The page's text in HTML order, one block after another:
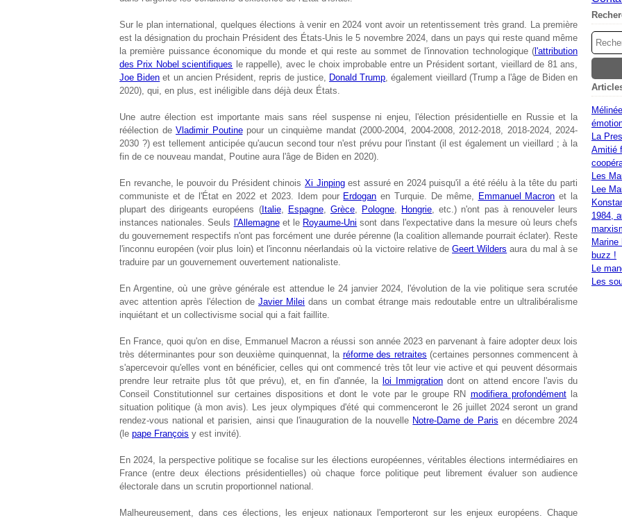
Sur le plan international, quelques élections à venir en 2024 vont avoir un retentissement très grand. La première
est la désignation du prochain Président des États-Unis le 5 novembre 2024, dans un pays qui reste quand même
la première puissance économique du monde et qui reste au sommet de l'innovation technologique ( l'attribution
des Prix Nobel scientifiques le rappelle), avec le choix improbable entre un Président sortant, vieillard de 81 ans,
Joe Biden et un ancien Président, repris de justice, Donald Trump, également vieillard (Trump a l'âge de Biden en
2020), qui, en plus, est inéligible dans déjà deux États.
Une autre élection est importante mais sans réel suspense ni enjeu, l'élection présidentielle en Russie et la
réélection de Vladimir Poutinepour un cinquième mandat (2000-2004, 2004-2008, 2012-2018, 2018-2024, 2024-
2030 ?) est tellement anticipée qu'aucun second tour n'est prévu pour l'instant (il est également un vieillard ; à la
fin de ce nouveau mandat, Poutine aura l'âge de Biden en 2020).
En revanche, le pouvoir du Président chinois Xi Jinpingest assuré en 2024 puisqu'il a été réélu à la tête du parti
communiste et de l'État en 2022 et 2023. Idem pour Erdogan en Turquie. De même, Emmanuel Macron et la
plupart des dirigeants européens (Italie, Espagne, Grèce, Pologne, Hongrie, etc.) n'ont pas à renouveler leurs
instances nationales. Seuls l'Allemagneet le Royaume-Uni sont dans l'expectative dans la mesure où leurs chefs
du gouvernement respectifs n'ont pas forcément une durée pérenne (la coalition allemande pourrait éclater). Reste
l'inconnu européen (voir plus loin) et l'inconnu néerlandais où la victoire relative deGeert Wilders aura du mal à se
traduire par un gouvernement ouvertement nationaliste.
En Argentine, où une grève générale est attendue le 24 janvier 2024, l'évolution de la vie politique sera scrutée
avec attention après l'élection de Javier Milei dans un combat étrange mais redoutable entre un ultralibéralisme
inquiétant et un collectivisme social qui a fait faillite.
En France, quoi qu'on en dise, Emmanuel Macron a réussi son année 2023 en parvenant à faire adopter deux lois
très déterminantes pour son deuxième quinquennat, la réforme des retraites (certaines personnes commencent à
s'apercevoir qu'elles vont en bénéficier, celles qui ont commencé très tôt leur vie active et qui peuvent désormais
prendre leur retraite plus tôt que prévu), et, en fin d'année, la loi Immigration dont on attend encore l'avis du
Conseil Constitutionnel sur certaines dispositions et dont le vote par le groupe RN modifiera profondémentla
situation politique (à mon avis). Les jeux olympiques d'été qui commenceront le 26 juillet 2024 seront un grand
rendez-vous national et parisien, ainsi que l'inauguration de la nouvelle Notre-Dame de Paris en décembre 2024
(le pape François y est invité).
En 2024, la perspective politique se focalise sur les élections européennes, véritables élections intermédiaires en
France (entre deux élections présidentielles) où chaque force politique peut librement évaluer son audience
électorale dans un scrutin proportionnel national.
Malheureusement, dans ces élections, les enjeux nationaux l'emporteront sur les enjeux européens. Chaque
La
Amitié
Les
Lee
1984,
buzz !
Le
Les